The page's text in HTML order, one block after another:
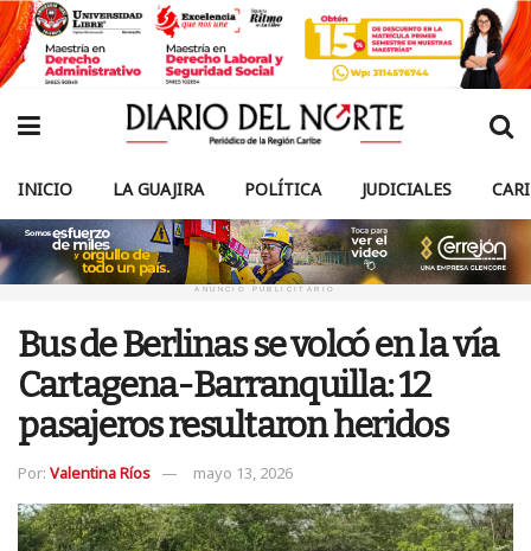
INICIO LA GUAJIRA POLÍTICA JUDICIALES
ANUNCIO PUBLICITARIO
Bus de Berlinas se volcó en la vía
Cartagena-Barranquilla: 12
pasajeros resultaron heridos
Por: Valentina Ríos mayo 13, 2026